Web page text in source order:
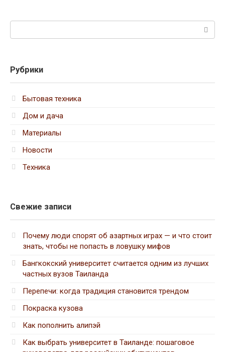
Рубрики
Бытовая техника
Дом и дача
Материалы
Новости
Техника
Свежие записи
Почему люди спорят об азартных играх — и что стоит
знать, чтобы не попасть в ловушку мифов
Бангкокский университет считается одним из лучших
частных вузов Таиланда
Перепечи: когда традиция становится трендом
Покраска кузова
Как пополнить алипэй
Как выбрать университет в Таиланде: пошаговое